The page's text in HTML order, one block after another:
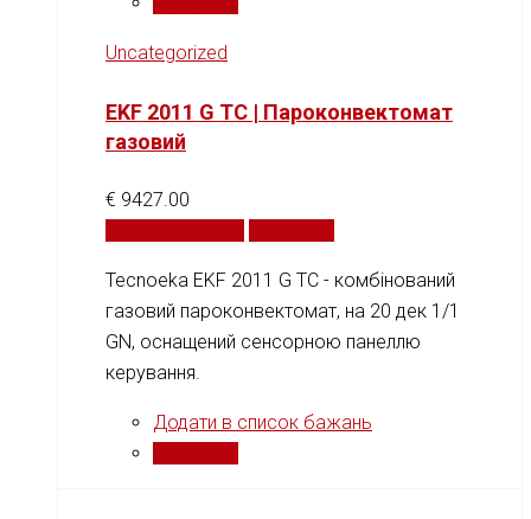
Uncategorized
EKF 2011 G TC | Пароконвектомат
газовий
€ 9427.00
Tecnoeka EKF 2011 G TC - комбінований
газовий пароконвектомат, на 20 дек 1/1
GN, оснащений сенсорною панеллю
керування.
Додати в список бажань